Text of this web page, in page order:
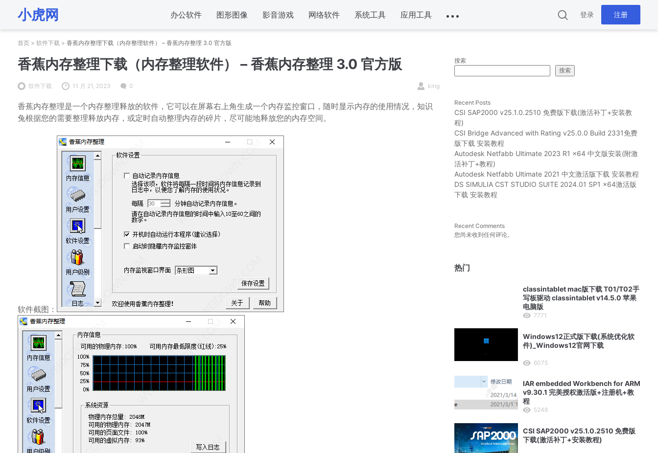
小虎网 办公软件 图形图像 影音游戏 网络软件 系统工具 应用工具 登录 注册
首页 > 软件下载 > 香蕉内存整理下载（内存整理软件） – 香蕉内存整理 3.0 官方版
香蕉内存整理下载（内存整理软件） – 香蕉内存整理 3.0 官方版
软件下载 11 月 21, 2023 0 king
香蕉内存整理是一个内存整理释放的软件，它可以在屏幕右上角生成一个内存监控窗口，随时显示内存的使用情况，知识
兔根据您的需要整理释放内存，或定时自动整理内存的碎片，尽可能地释放您的内存空间。
软件截图：
搜索
搜索
Recent Posts
CSI SAP2000 v25.1.0.2510 免费版下载(激活补丁+安装教
程)
CSI Bridge Advanced with Rating v25.0.0 Build 2331免费
版下载 安装教程
Autodesk Netfabb Ultimate 2023 R1 x64 中文版安装(附激
活补丁+教程)
Autodesk Netfabb Ultimate 2021 中文激活版下载 安装教程
DS SIMULIA CST STUDIO SUITE 2024.01 SP1 x64激活版
下载 安装教程
Recent Comments
您尚未收到任何评论。
热门
classintablet mac版下载 T01/T02手
写板驱动 classintablet v14.5.0 苹果
电脑版
7771
Windows12正式版下载(系统优化软
件)_Windows12官网下载
6075
IAR embedded Workbench for ARM
v9.30.1 完美授权激活版+注册机+教
程
5248
CSI SAP2000 v25.1.0.2510 免费版
下载(激活补丁+安装教程)